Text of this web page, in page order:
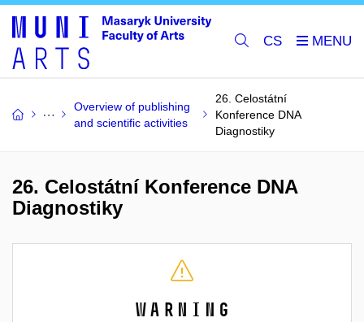
CS
Overview of publishing
and scientific activities
26. Celostátní
Konference DNA
Diagnostiky
26. Celostátní Konference DNA
Diagnostiky
Warning